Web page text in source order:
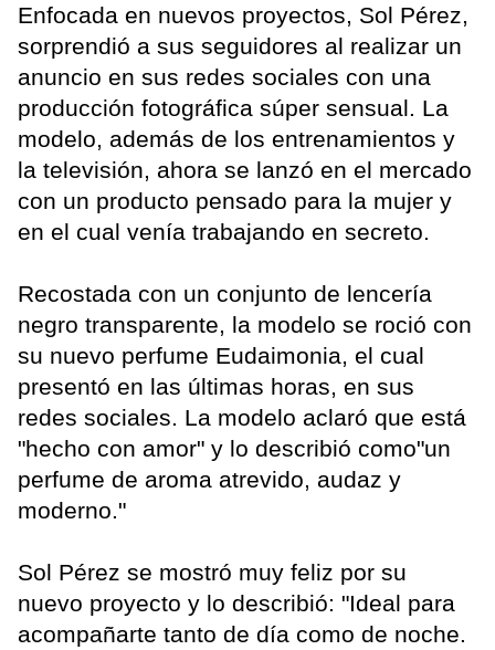
Enfocada en nuevos proyectos, Sol Pérez,
sorprendió a sus seguidores al realizar un
anuncio en sus redes sociales con una
producción fotográfica súper sensual. La
modelo, además de los entrenamientos y
la televisión, ahora se lanzó en el mercado
con un producto pensado para la mujer y
en el cual venía trabajando en secreto.
Recostada con un conjunto de lencería
negro transparente, la modelo se roció con
su nuevo perfume Eudaimonia, el cual
presentó en las últimas horas, en sus
redes sociales. La modelo aclaró que está
"hecho con amor" y lo describió como"un
perfume de aroma atrevido, audaz y
moderno."
Sol Pérez se mostró muy feliz por su
nuevo proyecto y lo describió: "Ideal para
acompañarte tanto de día como de noche.